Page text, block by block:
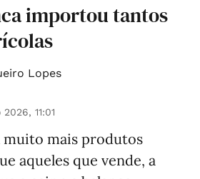
importou tantos
Lopes
11:01
mais produtos
aqueles que vende, a